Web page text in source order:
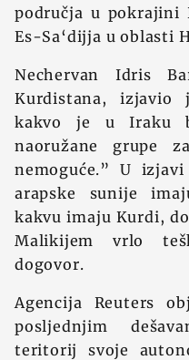
područja u pokrajini
Es-Sa‘dijja u oblasti
Nechervan Idris
Kurdistana, izjavio
kakvo je u Iraku
naoružane grupe
nemoguće.” U
arapske sunije
kakvu imaju Kurdi,
Malikijem vrlo
dogovor.
Agencija Reuters
posljednjim
teritorij svoje